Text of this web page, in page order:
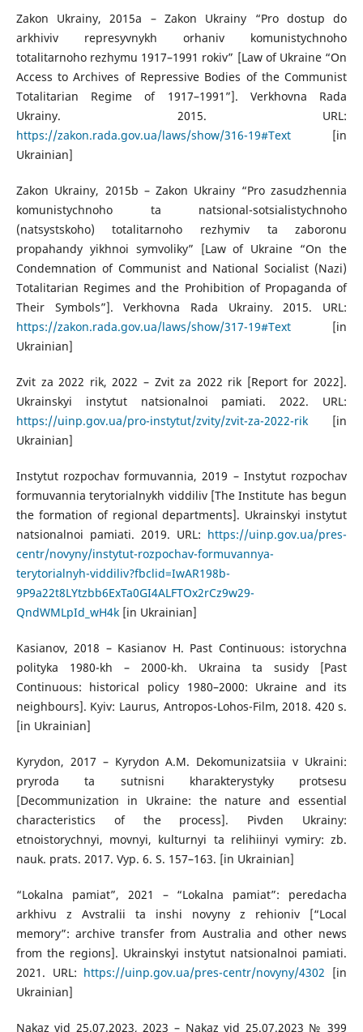
Zakon Ukrainy, 2015a – Zakon Ukrainy “Pro dostup do
arkhiviv represyvnykh orhaniv komunistychnoho
totalitarnoho rezhymu 1917–1991 rokiv” [Law of Ukraine “On
Access to Archives of Repressive Bodies of the Communist
Totalitarian Regime of 1917–1991”]. Verkhovna Rada
Ukrainy. 2015. URL:
https://zakon.rada.gov.ua/laws/show/316-19#Text[in
Ukrainian]
Zakon Ukrainy, 2015b – Zakon Ukrainy “Pro zasudzhennia
komunistychnoho ta natsional-sotsialistychnoho
(natsystskoho) totalitarnoho rezhymiv ta zaboronu
propahandy yikhnoi symvoliky” [Law of Ukraine “On the
Condemnation of Communist and National Socialist (Nazi)
Totalitarian Regimes and the Prohibition of Propaganda of
Their Symbols”]. Verkhovna Rada Ukrainy. 2015. URL:
https://zakon.rada.gov.ua/laws/show/317-19#Text[in
Ukrainian]
Zvit za 2022 rik, 2022 – Zvit za 2022 rik [Report for 2022].
Ukrainskyi instytut natsionalnoi pamiati. 2022. URL:
https://uinp.gov.ua/pro-instytut/zvity/zvit-za-2022-rik[in
Ukrainian]
Instytut rozpochav formuvannia, 2019 – Instytut rozpochav
formuvannia terytorialnykh viddiliv [The Institute has begun
the formation of regional departments]. Ukrainskyi instytut
natsionalnoi pamiati. 2019. URL: https://uinp.gov.ua/pres-
centr/novyny/instytut-rozpochav-formuvannya-
terytorialnyh-viddiliv?fbclid=IwAR198b-
9P9a22t8LYtzbb6ExTa0GI4ALFTOx2rCz9w29-
QndWMLpId_wH4k[in Ukrainian]
Kasianov, 2018 – Kasianov H. Past Continuous: istorychna
polityka 1980-kh – 2000-kh. Ukraina ta susidy [Past
Continuous: historical policy 1980–2000: Ukraine and its
neighbours]. Kyiv: Laurus, Antropos-Lohos-Film, 2018. 420 s.
[in Ukrainian]
Kyrydon, 2017 – Kyrydon A.M. Dekomunizatsiia v Ukraini:
pryroda ta sutnisni kharakterystyky protsesu
[Decommunization in Ukraine: the nature and essential
characteristics of the process]. Pivden Ukrainy:
etnoistorychnyi, movnyi, kulturnyi ta relihiinyi vymiry: zb.
nauk. prats. 2017. Vyp. 6. S. 157–163. [in Ukrainian]
“Lokalna pamiat”, 2021 – “Lokalna pamiat”: peredacha
arkhivu z Avstralii ta inshi novyny z rehioniv [“Local
memory”: archive transfer from Australia and other news
from the regions]. Ukrainskyi instytut natsionalnoi pamiati.
2021. URL: https://uinp.gov.ua/pres-centr/novyny/4302 [in
Ukrainian]
Nakaz vid 25.07.2023, 2023 – Nakaz vid 25.07.2023 № 399